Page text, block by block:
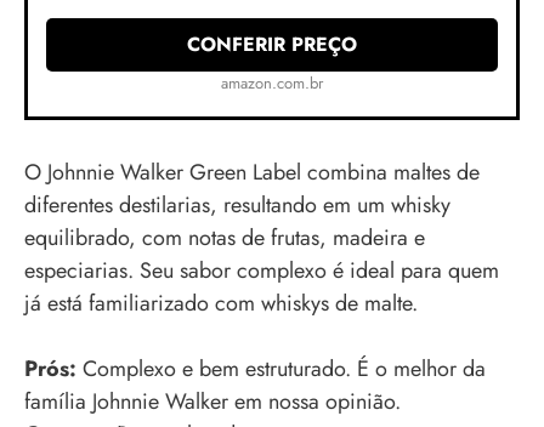
CONFERIR PREÇO
amazon.com.br
O Johnnie Walker Green Label combina maltes de
diferentes destilarias, resultando em um whisky
equilibrado, com notas de frutas, madeira e
especiarias. Seu sabor complexo é ideal para quem
já está familiarizado com whiskys de malte.
Prós: Complexo e bem estruturado. É o melhor da
família Johnnie Walker em nossa opinião.